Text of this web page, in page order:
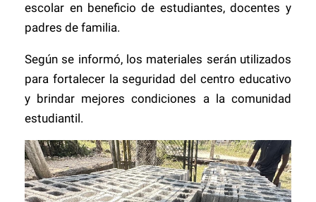
escolar en beneficio de estudiantes, docentes y
padres de familia.
Según se informó, los materiales serán utilizados
para fortalecer la seguridad del centro educativo
y brindar mejores condiciones a la comunidad
estudiantil.